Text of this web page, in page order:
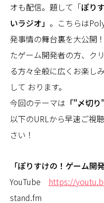
オも配信。題して「ぽり
いラジオ」 。こちらは
発事情の舞台裏を大公開
たゲーム開発者の方、ク
る方々全般に広くお楽し
して おります。
今回のテーマは 「"〆切
以下のURLから早速ご視
さい！
「ぽりすけの！ゲーム開
YouTube https://
stand.fm